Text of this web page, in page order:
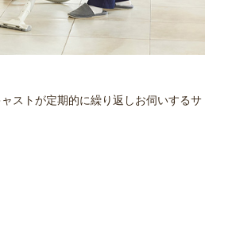
ストが定期的に繰り返しお伺いするサ